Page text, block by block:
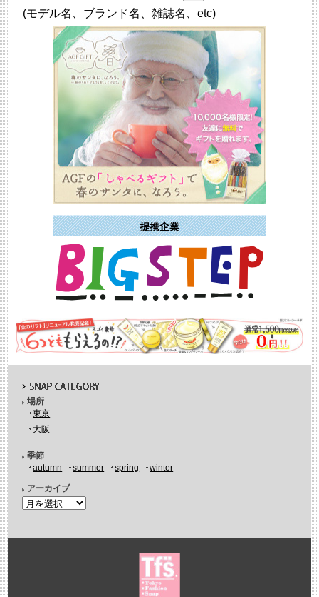
(モデル名、ブランド名、雑誌名、etc)
場所
東京
大阪
季節
autumn
summer spring winter
アーカイブ